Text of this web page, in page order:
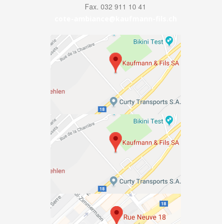
Fax. 032 911 10 41